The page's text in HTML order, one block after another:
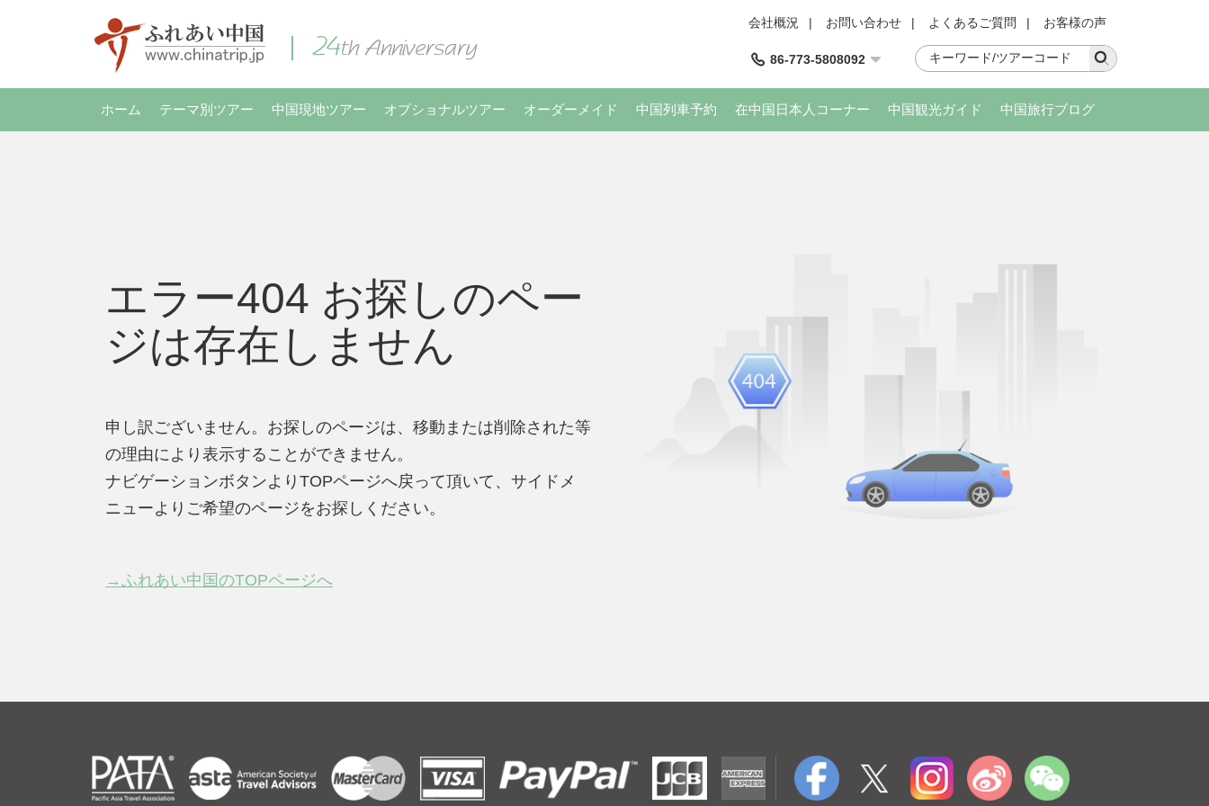
会社概況 | お問い合わせ | よくあるご質問 | お客様の声
86-773-5808092
ホーム テーマ別ツアー 中国現地ツアー オプショナルツアー オーダーメイド 中国列車予約 在中国日本人コーナー 中国観光ガイド 中国旅行ブログ
エラー404 お探しのペー
ジは存在しません
申し訳ございません。お探しのページは、移動または削除された等
の理由により表示することができません。
ナビゲーションボタンよりTOPページへ戻って頂いて、サイドメ
ニューよりご希望のページをお探しください。
→ふれあい中国のTOPページへ